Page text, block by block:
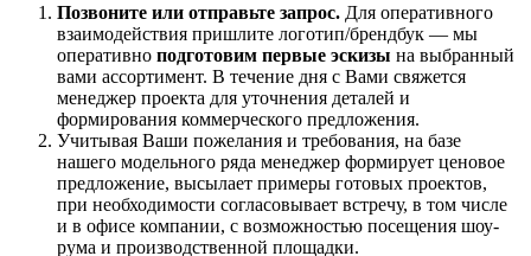
Позвоните или отправьте запрос. Для оперативного
взаимодействия пришлите логотип/брендбук — мы
оперативно подготовим первые эскизы на выбранный
вами ассортимент. В течение дня с Вами свяжется
менеджер проекта для уточнения деталей и
формирования коммерческого предложения.
Учитывая Ваши пожелания и требования, на базе
нашего модельного ряда менеджер формирует ценовое
предложение, высылает примеры готовых проектов,
при необходимости согласовывает встречу, в том числе
и в офисе компании, с возможностью посещения шоу-
рума и производственной площадки.